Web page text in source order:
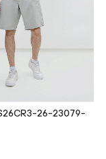
26-23079-